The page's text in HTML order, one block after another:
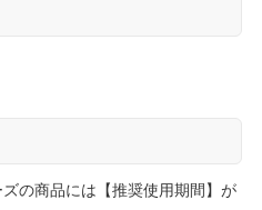
の商品には【推奨使用期間】が